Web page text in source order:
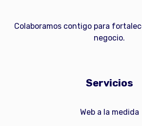
Colaboramos contigo para
negocio.
Servicios
Web a la medida